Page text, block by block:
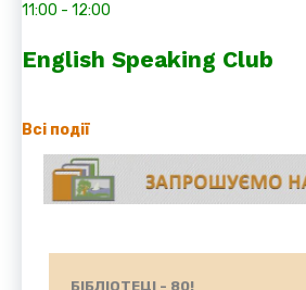
11:00 - 12:00
English Speaking Club
Всі події
БІБЛІОТЕЦІ - 80!